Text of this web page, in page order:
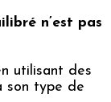
n’est pas
utilisant des
son type de